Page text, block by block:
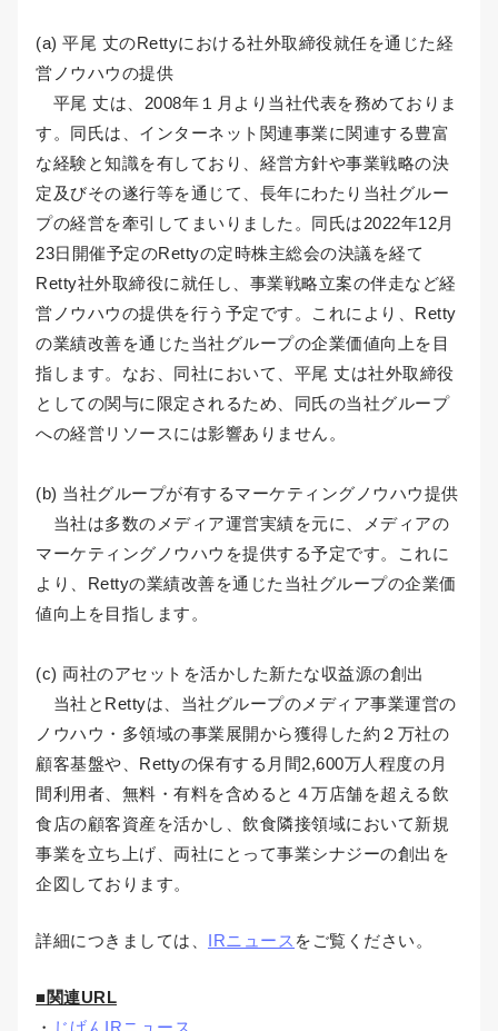
(a) 平尾 丈のRettyにおける社外取締役就任を通じた経
営ノウハウの提供
平尾 丈は、2008年１月より当社代表を務めておりま
す。同氏は、インターネット関連事業に関連する豊富
な経験と知識を有しており、経営方針や事業戦略の決
定及びその遂行等を通じて、長年にわたり当社グルー
プの経営を牽引してまいりました。同氏は2022年12月
23日開催予定のRettyの定時株主総会の決議を経て
Retty社外取締役に就任し、事業戦略立案の伴走など経
営ノウハウの提供を行う予定です。これにより、Retty
の業績改善を通じた当社グループの企業価値向上を目
指します。なお、同社において、平尾 丈は社外取締役
としての関与に限定されるため、同氏の当社グループ
への経営リソースには影響ありません。
(b) 当社グループが有するマーケティングノウハウ提供
当社は多数のメディア運営実績を元に、メディアの
マーケティングノウハウを提供する予定です。これに
より、Rettyの業績改善を通じた当社グループの企業価
値向上を目指します。
(c) 両社のアセットを活かした新たな収益源の創出
当社とRettyは、当社グループのメディア事業運営の
ノウハウ・多領域の事業展開から獲得した約２万社の
顧客基盤や、Rettyの保有する月間2,600万人程度の月
間利用者、無料・有料を含めると４万店舗を超える飲
食店の顧客資産を活かし、飲食隣接領域において新規
事業を立ち上げ、両社にとって事業シナジーの創出を
企図しております。
詳細につきましては、 IRニュース をご覧ください。
■関連URL
・ じげんIRニュース